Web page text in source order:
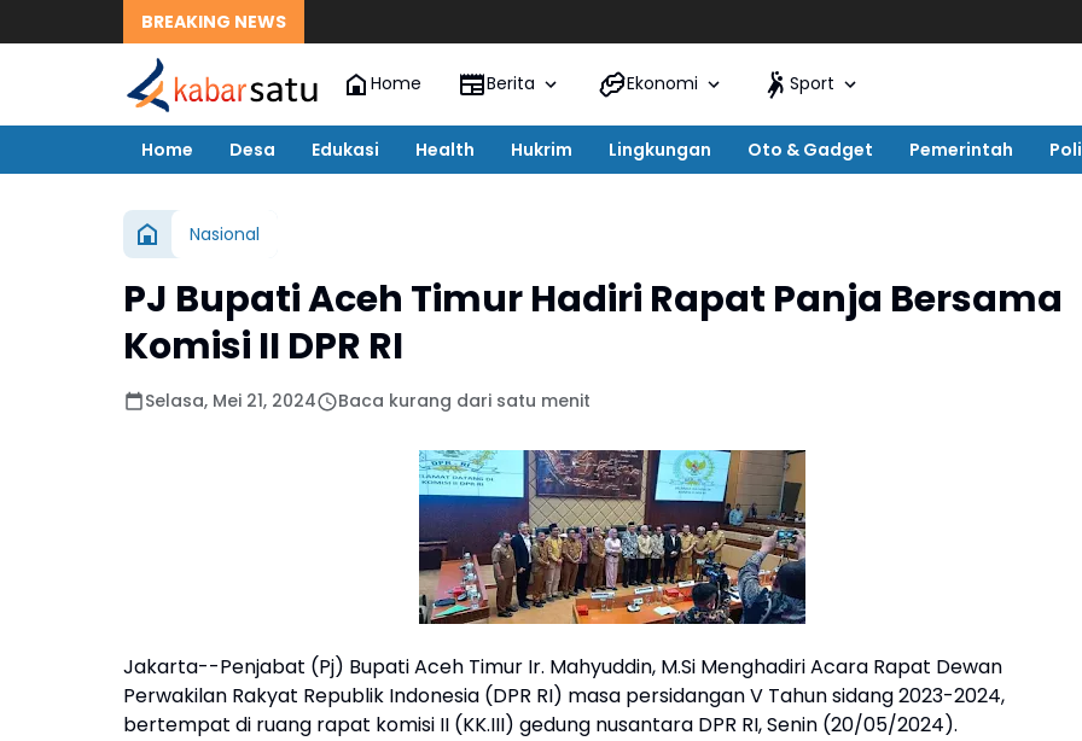
BREAKING NEWS
Home Berita Ekonomi Sport
Home Desa Edukasi Health Hukrim Lingkungan Oto & Gadget Pemerintah
Nasional
PJ Bupati Aceh Timur Hadiri Rapat Panja Bersama
Komisi II DPR RI
Selasa, Mei 21, 2024 Baca kurang dari satu menit
Jakarta--Penjabat (Pj) Bupati Aceh Timur Ir. Mahyuddin, M.Si Menghadiri Acara Rapat Dewan
Perwakilan Rakyat Republik Indonesia (DPR RI) masa persidangan V Tahun sidang 2023-2024,
bertempat di ruang rapat komisi II (KK.III) gedung nusantara DPR RI, Senin (20/05/2024).